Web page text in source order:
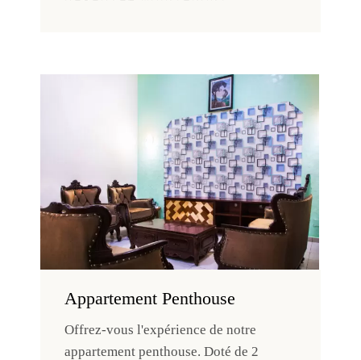
Appartement Penthouse
Offrez-vous l'expérience de notre
appartement penthouse. Doté de 2